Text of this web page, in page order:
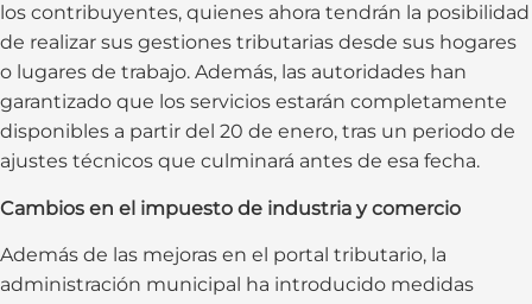
los contribuyentes, quienes ahora tendrán la posibilidad
de realizar sus gestiones tributarias desde sus hogares
o lugares de trabajo. Además, las autoridades han
garantizado que los servicios estarán completamente
disponibles a partir del 20 de enero, tras un periodo de
ajustes técnicos que culminará antes de esa fecha.
Cambios en el impuesto de industria y comercio
Además de las mejoras en el portal tributario, la
administración municipal ha introducido medidas